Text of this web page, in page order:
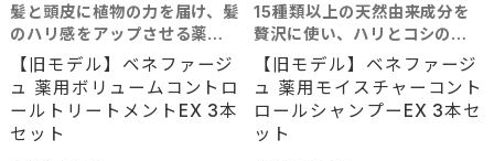
【旧モデル】ベネファージ
ュ 薬用ボリュームコントロ
ールトリートメントEX 3本
セット
髪と頭皮に植物の力を届け、髪
のハリ感をアップさせる薬用
トリートメント。髪に豊かな
ボリュームを求める方におす
すめ。
【旧モデル】ベネファージ
ュ 薬用モイスチャーコント
ロールシャンプーEX 3本セ
ット
15種類以上の天然由来成分を
贅沢に使い、ハリとコシのあ
る髪へと導くシャンプー。艶
やかな髪を求める方におすす
め。